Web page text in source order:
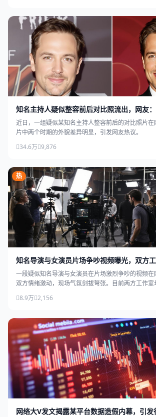
知名主持人疑似整容前后对比照流出，网友
近日，一组疑似某知名主持人整容前后的对比照片
片中两个时期的外貌差异明显，引发网友热议。
34.6万 9,876
热
知名导演与女演员片场争吵视频曝光，双方
一段疑似知名导演与女演员在片场激烈争吵的视频
双方情绪激动，现场气氛剑拔弩张。目前两方工作室
8.9万 2,156
网络大V发文揭露某平台数据造假内幕，引发